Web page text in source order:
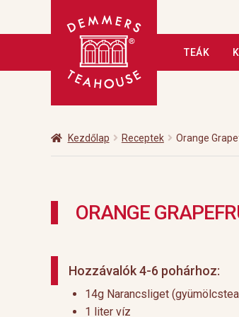
navigációhoz
Kilépés
tartalomba
TEÁK
Üzleteink
Kezdőlap Receptek Orange
ORANGE
Hozzávalók 4-6 pohárhoz:
14g Narancsliget
1 liter víz